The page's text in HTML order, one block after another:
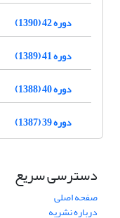
دوره 42 (1390)
دوره 41 (1389)
دوره 40 (1388)
دوره 39 (1387)
دسترسی سریع
صفحه اصلی
درباره نشریه